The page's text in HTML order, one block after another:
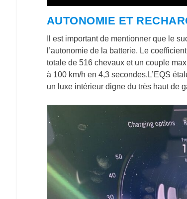
AUTONOMIE ET
Il est important de mentionner que le
l’autonomie de la batterie. Le
totale de 516 chevaux et un couple
à 100 km/h en 4,3 secondes.L’EQS
un luxe intérieur digne du très haut de